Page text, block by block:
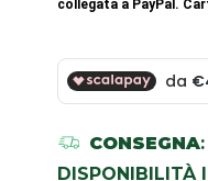
collegata a PayPal.
CONSEGNA
DISPONIBILITÀ